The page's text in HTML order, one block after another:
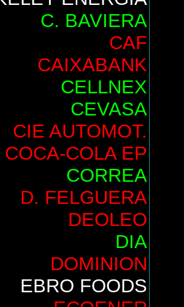
C. BAVIERA
CAF
CAIXABANK
CELLNEX
CEVASA
CIE AUTOMOT.
COCA-COLA EP
CORREA
D. FELGUERA
DEOLEO
DIA
DOMINION
EBRO FOODS